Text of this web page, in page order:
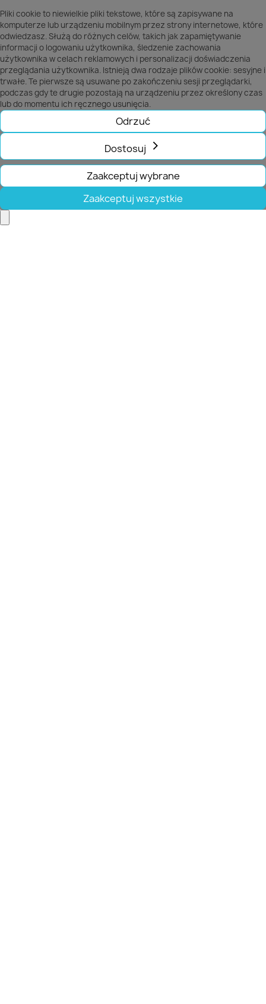
Pliki cookie to niewielkie pliki tekstowe, które są zapisywane na
komputerze lub urządzeniu mobilnym przez strony internetowe, które
odwiedzasz. Służą do różnych celów, takich jak zapamiętywanie
informacji o logowaniu użytkownika, śledzenie zachowania
użytkownika w celach reklamowych i personalizacji doświadczenia
przeglądania użytkownika. Istnieją dwa rodzaje plików cookie: sesyjne i
trwałe. Te pierwsze są usuwane po zakończeniu sesji przeglądarki,
podczas gdy te drugie pozostają na urządzeniu przez określony czas
lub do momentu ich ręcznego usunięcia.
Odrzuć
Dostosuj
Zaakceptuj wybrane
Zaakceptuj wszystkie